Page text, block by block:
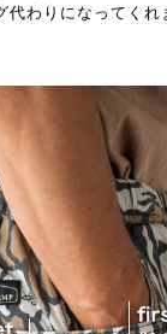
わりになってくれ